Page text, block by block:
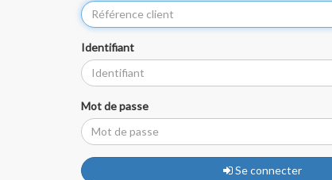
Identifiant
Mot de passe
Se connecter